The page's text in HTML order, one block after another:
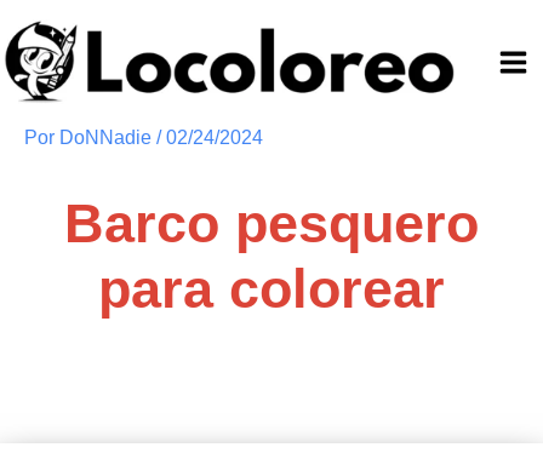
al
contenido
Por DoNNadie /02/24/2024
Barco pesquero
para colorear